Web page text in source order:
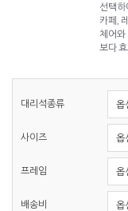
선택하
카페,
체어와
보다
대리석종류
사이즈
프레임
배송비